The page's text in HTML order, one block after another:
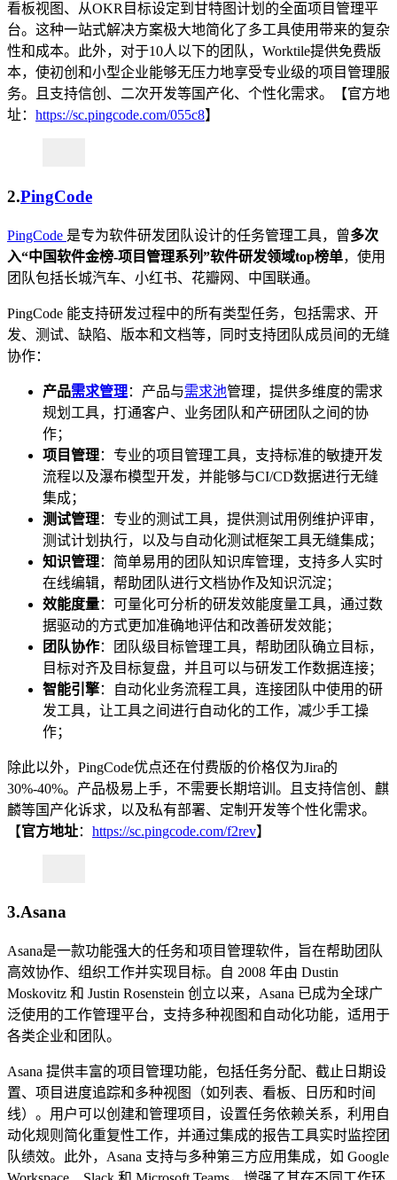
看板视图、从OKR目标设定到甘特图计划的全面项目管理平
台。这种一站式解决方案极大地简化了多工具使用带来的复杂
性和成本。此外，对于10人以下的团队，Worktile提供免费版
本，使初创和小型企业能够无压力地享受专业级的项目管理服
务。且支持信创、二次开发等国产化、个性化需求。【官方地
址： https://sc.pingcode.com/055c8】
2.PingCode
PingCode 是专为软件研发团队设计的任务管理工具，曾多次
入“中国软件金榜-项目管理系列”软件研发领域top榜单，使用
团队包括长城汽车、小红书、花瓣网、中国联通。
PingCode 能支持研发过程中的所有类型任务，包括需求、开
发、测试、缺陷、版本和文档等，同时支持团队成员间的无缝
协作：
产品需求管理：产品与需求池管理，提供多维度的需求
规划工具，打通客户、业务团队和产研团队之间的协
作；
项目管理：专业的项目管理工具，支持标准的敏捷开发
流程以及瀑布模型开发，并能够与CI/CD数据进行无缝
集成；
测试管理：专业的测试工具，提供测试用例维护评审，
测试计划执行，以及与自动化测试框架工具无缝集成；
知识管理：简单易用的团队知识库管理，支持多人实时
在线编辑，帮助团队进行文档协作及知识沉淀；
效能度量：可量化可分析的研发效能度量工具，通过数
据驱动的方式更加准确地评估和改善研发效能；
团队协作：团队级目标管理工具，帮助团队确立目标，
目标对齐及目标复盘，并且可以与研发工作数据连接；
智能引擎：自动化业务流程工具，连接团队中使用的研
发工具，让工具之间进行自动化的工作，减少手工操
作；
除此以外，PingCode优点还在付费版的价格仅为Jira的
30%-40%。产品极易上手，不需要长期培训。且支持信创、麒
麟等国产化诉求，以及私有部署、定制开发等个性化需求。
【官方地址： https://sc.pingcode.com/f2rev】
3.Asana
Asana是一款功能强大的任务和项目管理软件，旨在帮助团队
高效协作、组织工作并实现目标。自 2008 年由 Dustin
Moskovitz 和 Justin Rosenstein 创立以来，Asana 已成为全球广
泛使用的工作管理平台，支持多种视图和自动化功能，适用于
各类企业和团队。
Asana 提供丰富的项目管理功能，包括任务分配、截止日期设
置、项目进度追踪和多种视图（如列表、看板、日历和时间
线）。用户可以创建和管理项目，设置任务依赖关系，利用自
动化规则简化重复性工作，并通过集成的报告工具实时监控团
队绩效。此外，Asana 支持与多种第三方应用集成，如 Google